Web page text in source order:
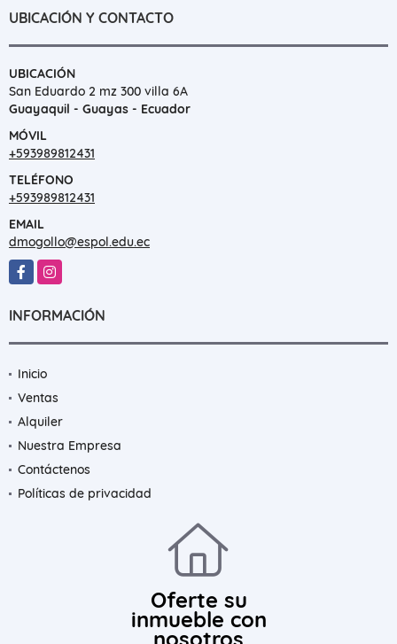
UBICACIÓN Y CONTACTO
UBICACIÓN
San Eduardo 2 mz 300 villa 6A
Guayaquil - Guayas - Ecuador
MÓVIL
+593989812431
TELÉFONO
+593989812431
EMAIL
dmogollo@espol.edu.ec
FacebookInstagram
INFORMACIÓN
Inicio
Ventas
Alquiler
Nuestra Empresa
Contáctenos
Políticas de privacidad
Oferte su
inmueble con
nosotros